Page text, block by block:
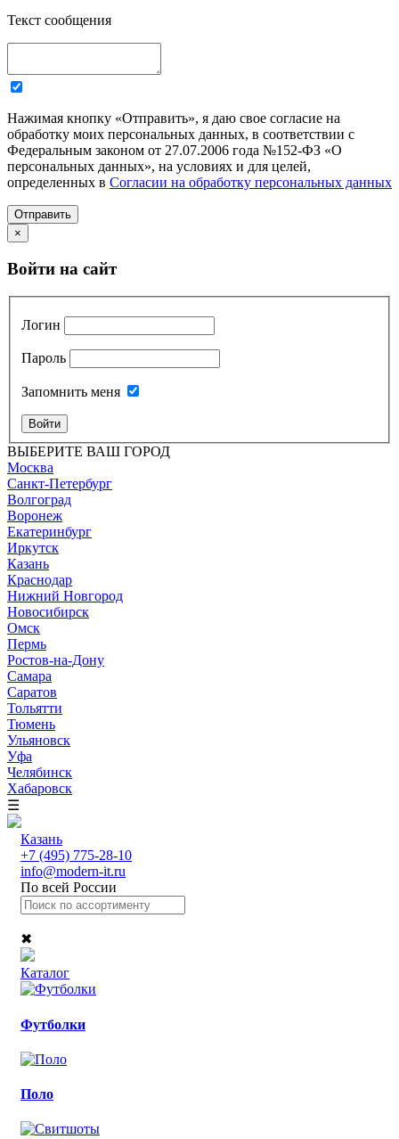
Текст сообщения
Нажимая кнопку «Отправить», я даю свое согласие на
обработку моих персональных данных, в соответствии с
Федеральным законом от 27.07.2006 года №152-ФЗ «О
персональных данных», на условиях и для целей,
определенных в Согласии на обработку персональных данных
Отправить
×
Войти на сайт
Логин
Пароль
Запомнить меня
Войти
ВЫБЕРИТЕ ВАШ ГОРОД
Москва
Санкт-Петербург
Волгоград
Воронеж
Екатеринбург
Иркутск
Казань
Краснодар
Нижний Новгород
Новосибирск
Омск
Пермь
Ростов-на-Дону
Самара
Саратов
Тольятти
Тюмень
Ульяновск
Уфа
Челябинск
Хабаровск
☰
Казань
+7 (495) 775-28-10
info@modern-it.ru
По всей России
✖
Каталог
Футболки
Поло